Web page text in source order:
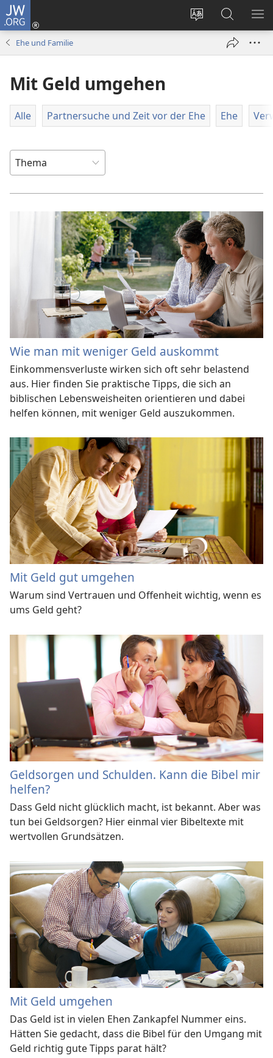
JW.ORG
Websitesprache
ändern
Anmelden
(öffnet
Suche
Ehe und Familie
Mit Geld umgehen
Alle Partnersuche und Zeit vor der Ehe Ehe
Wie man mit weniger Geld auskommt
Einkommensverluste wirken sich oft sehr belastend
aus. Hier finden Sie praktische Tipps, die sich an
biblischen Lebensweisheiten orientieren und dabei
helfen können, mit weniger Geld auszukommen.
Mit Geld gut umgehen
Warum sind Vertrauen und Offenheit wichtig, wenn es
ums Geld geht?
Geldsorgen und Schulden. Kann die Bibel mir
helfen?
Dass Geld nicht glücklich macht, ist bekannt. Aber was
tun bei Geldsorgen? Hier einmal vier Bibeltexte mit
wertvollen Grundsätzen.
Mit Geld umgehen
Das Geld ist in vielen Ehen Zankapfel Nummer eins.
Hätten Sie gedacht, dass die Bibel für den Umgang mit
Geld richtig gute Tipps parat hält?